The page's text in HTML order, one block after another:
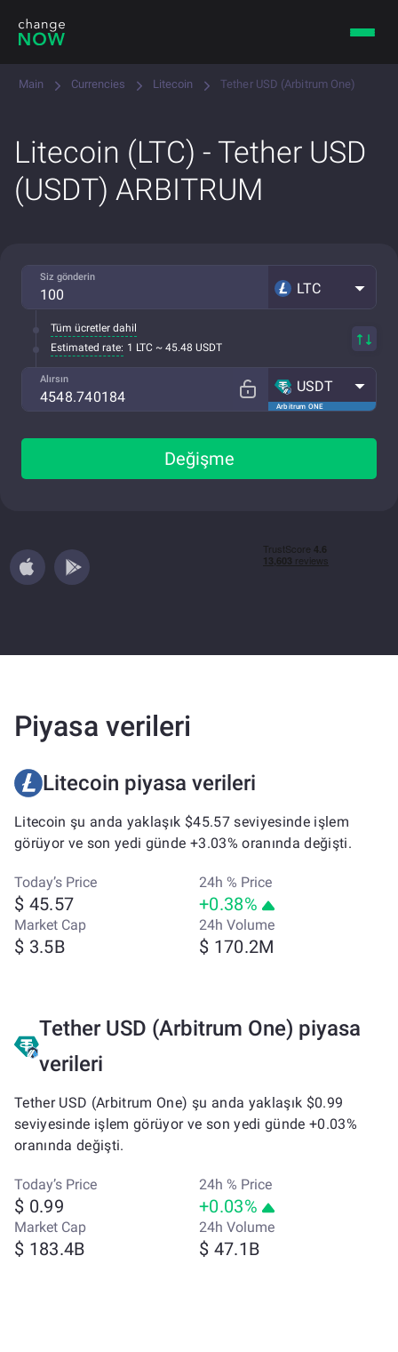
Main Currencies Litecoin Tether USD (Arbitrum One)
Litecoin (LTC) - Tether USD
(USDT) ARBITRUM
Siz gönderin
LTC
Tüm ücretler dahil
Estimated rate: 1 LTC ~ 45.48 USDT
Alırsın
Arbitrum ONE
USDT
Değişme
Piyasa verileri
Litecoin piyasa verileri
Litecoin şu anda yaklaşık $45.57 seviyesinde işlem
görüyor ve son yedi günde +3.03% oranında değişti.
Today’s Price
$ 45.57
24h % Price
+0.38%
Market Cap
$ 3.5B
24h Volume
$ 170.2M
Tether USD (Arbitrum One) piyasa
verileri
Tether USD (Arbitrum One) şu anda yaklaşık $0.99
seviyesinde işlem görüyor ve son yedi günde +0.03%
oranında değişti.
Today’s Price
$ 0.99
24h % Price
+0.03%
Market Cap
$ 183.4B
24h Volume
$ 47.1B